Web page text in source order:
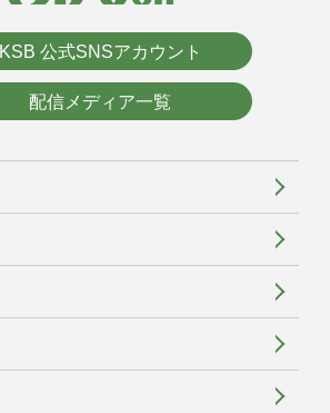
KSB 公式SNSアカウント
配信メディア一覧